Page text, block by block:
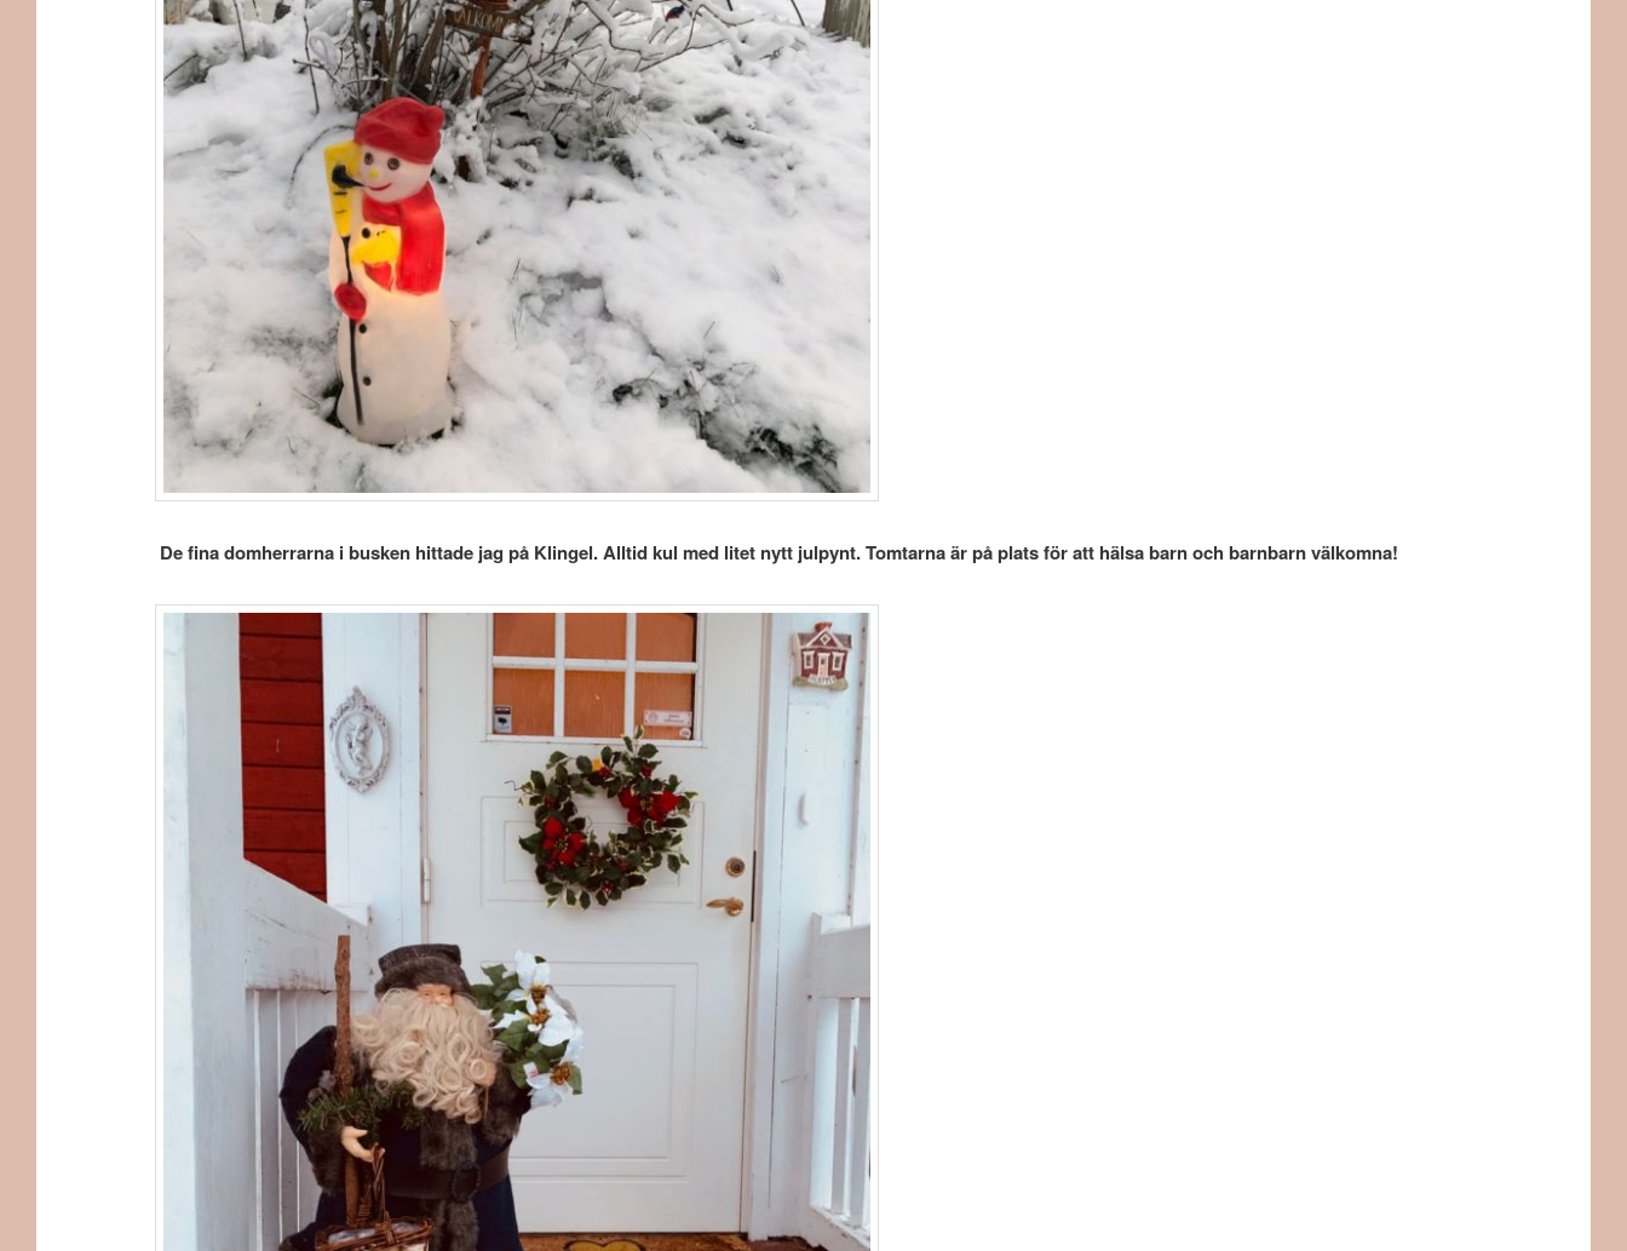
De fina domherrarna i busken hittade jag på Klingel. Alltid kul med litet nytt julpynt. Tomtarna är på plats för att hälsa barn och barnbarn välkomna!